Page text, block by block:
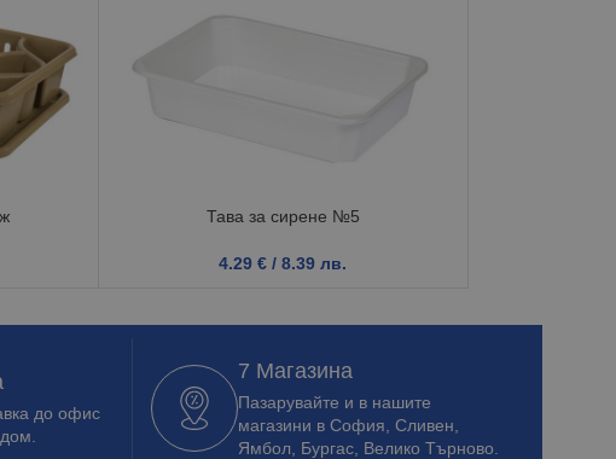
Тава за сирене №5
4.29 € / 8.39 лв.
до офис
7 Магазина
Пазарувайте и в нашите
магазини в София, Сливен,
Ямбол, Бургас, Велико Търново.